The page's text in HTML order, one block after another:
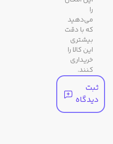
را
می‌دهید
که با دقت
بیشتری
این کالا را
خریداری
کنند.
ثبت
دیدگاه